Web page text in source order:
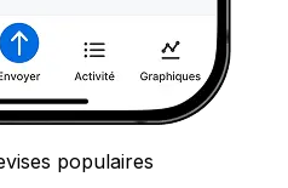
populaires